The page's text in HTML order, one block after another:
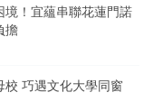
境！宜蘊串聯花蓮門諾
擔
巧遇文化大學同窗